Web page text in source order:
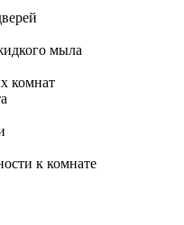
мыла
комнат
к комнате